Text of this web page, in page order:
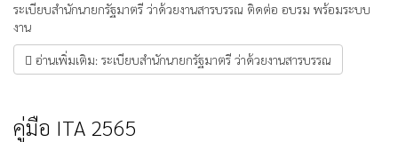
ระเบียบสำนักนายกรัฐมาตรี ว่าด้วยงานสารบรรณ ติดต่อ อบรม พร้อมระบบ
งาน
อ่านเพิ่มเติม: ระเบียบสำนักนายกรัฐมาตรี ว่าด้วยงานสารบรรณ
คู่มือ ITA 2565